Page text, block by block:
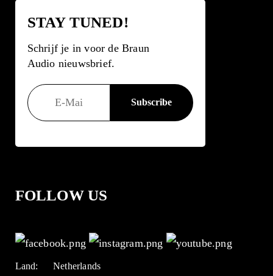
STAY TUNED!
Schrijf je in voor de Braun
Audio nieuwsbrief.
FOLLOW US
Land: Netherlands